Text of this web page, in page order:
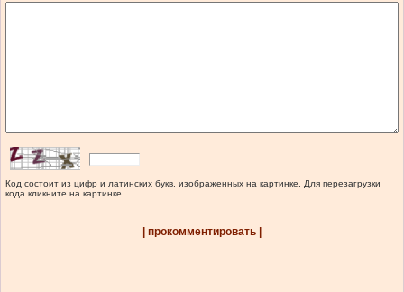
Код состоит из цифр и латинских букв, изображенных на картинке. Для перезагрузки
кода кликните на картинке.
| прокомментировать |